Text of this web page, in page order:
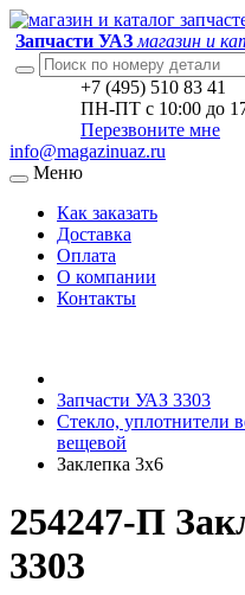
Запчасти УАЗ магазин и
+7 (495) 510 83 41
ПН-ПТ с 10:00 до
Перезвоните мне
info@magazinuaz.ru
Меню
Как заказать
Доставка
Оплата
О компании
Контакты
Запчасти УАЗ 3303
Стекло, уплотнители
вещевой
Заклепка 3x6
254247-П
3303